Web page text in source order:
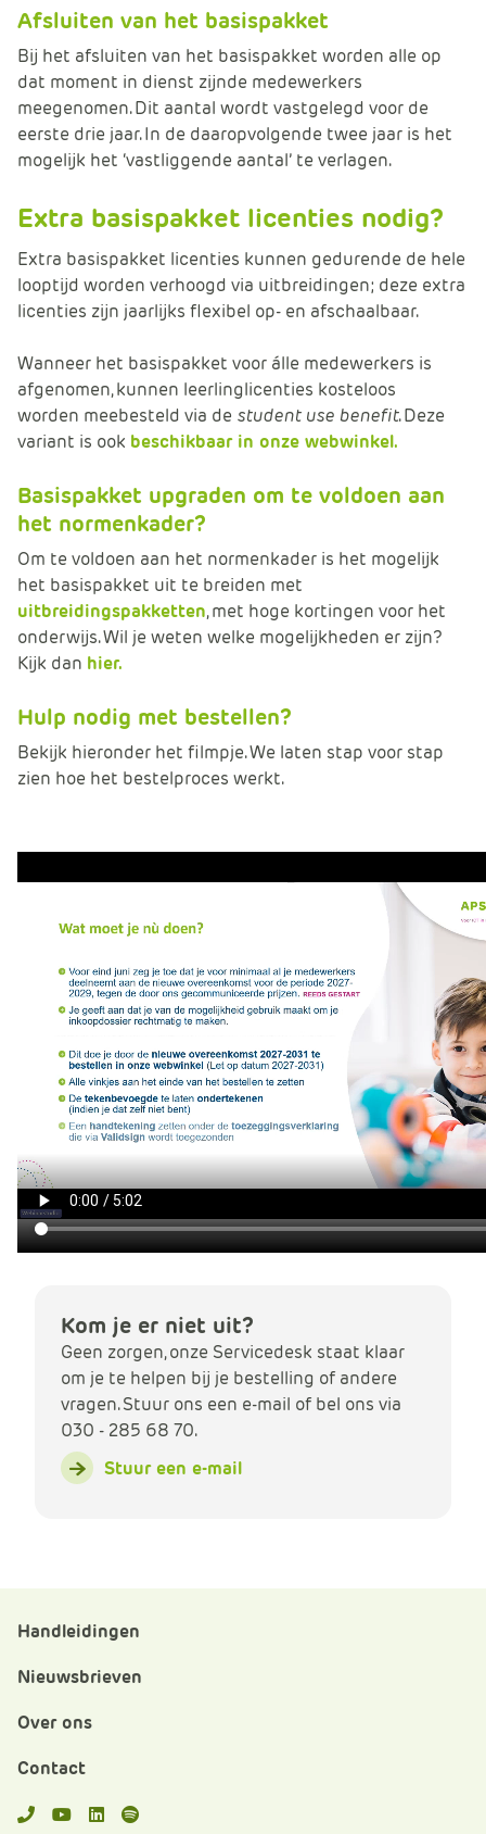
Afsluiten van het basispakket
Bij het afsluiten van het basispakket worden alle op
dat moment in dienst zijnde medewerkers
meegenomen. Dit aantal wordt vastgelegd voor de
eerste drie jaar. In de daaropvolgende twee jaar is het
mogelijk het ‘vastliggende aantal’ te verlagen.
Extra basispakket licenties nodig?
Extra basispakket licenties kunnen gedurende de hele
looptijd worden verhoogd via uitbreidingen; deze extra
licenties zijn jaarlijks flexibel op- en afschaalbaar.
Wanneer het basispakket voor álle medewerkers is
afgenomen, kunnen leerlinglicenties kosteloos
worden meebesteld via de student use benefit. Deze
variant is ook beschikbaar in onze webwinkel.
Basispakket upgraden om te voldoen aan
het normenkader?
Om te voldoen aan het normenkader is het mogelijk
het basispakket uit te breiden met
uitbreidingspakketten, met hoge kortingen voor het
onderwijs. Wil je weten welke mogelijkheden er zijn?
Kijk dan hier.
Hulp nodig met bestellen?
Bekijk hieronder het filmpje. We laten stap voor stap
zien hoe het bestelproces werkt.
Kom je er niet uit?
Geen zorgen, onze Servicedesk staat klaar
om je te helpen bij je bestelling of andere
vragen. Stuur ons een e-mail of bel ons via
030 - 285 68 70.
Stuur een e-mail
Handleidingen
Nieuwsbrieven
Over ons
Contact
APS.Features.Social.YoutubeText
APS.Features.Social.LinkedInText
Spotify